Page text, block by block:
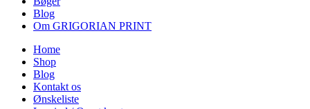
Blog
Om GRIGORIAN PRINT
Home
Shop
Blog
Kontakt os
Ønskeliste